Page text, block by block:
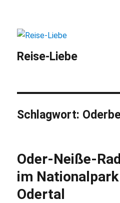
Reise-Liebe
Schlagwort:
Oder-Neiße-
im
Odertal